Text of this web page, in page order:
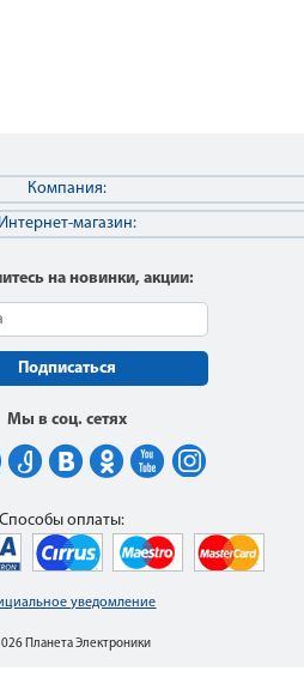
Компания:
Интернет-магазин:
на новинки, акции:
Подписаться
Мы в соц. сетях
уведомление
Планета Электроники
Способы оплаты: